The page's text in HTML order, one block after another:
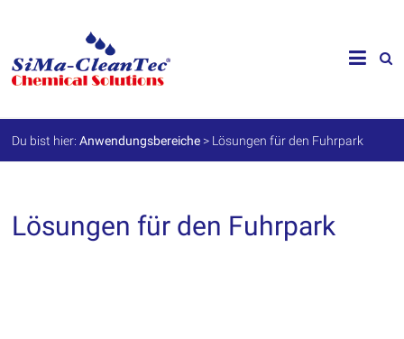
SiMa-
Cleantec
GmbH
Spezialprodukte
und
Werterhalt
Du bist hier: Anwendungsbereiche > Lösungen für den Fuhrpark
Lösungen für den Fuhrpark